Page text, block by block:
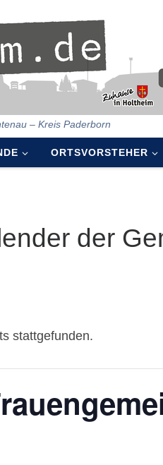
– Kreis Paderborn
ORTSVORSTEHER
der
stattgefunden.